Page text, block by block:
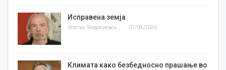
Исправена земја
Златко Теодосиевски 07/08/2026
Климата како безбедносно прашање во